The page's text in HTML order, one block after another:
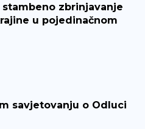
zbrinjavanje
u pojedinačnom
savjetovanju o Odluci